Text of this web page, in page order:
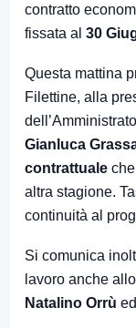
contratto
fissata al 30
Questa mattina
Filettine, alla
Gianluca
contrattuale
altra stagione.
continuità al
Si comunica
lavoro anche
Natalino Orrù ed